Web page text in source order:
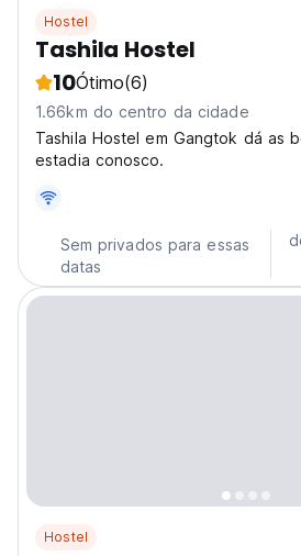
Hostel
Tashila Hostel
10Ótimo(6)
1.66km do centro da cidade
Tashila Hostel em Gangtok dá as
estadia conosco.
Sem privados para essas
datas
Hostel